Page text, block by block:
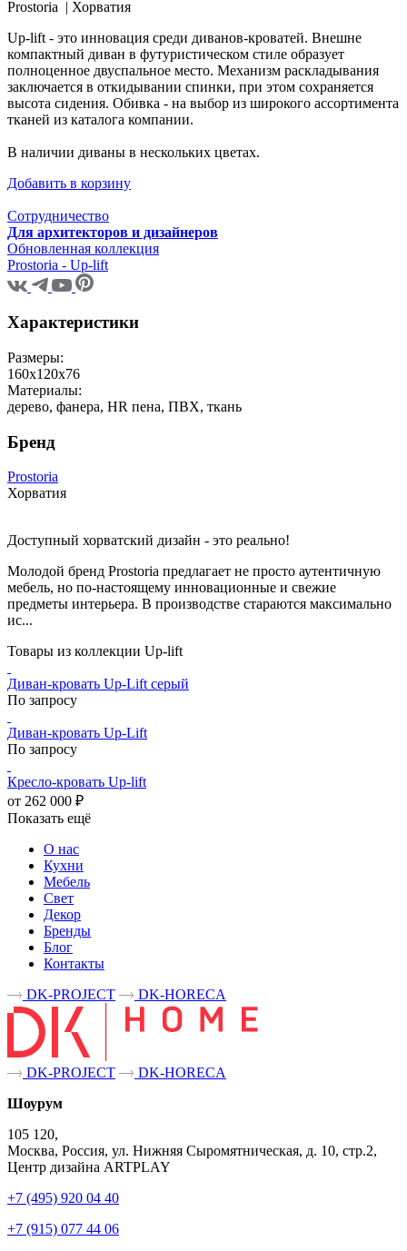
Prostoria | Хорватия
Up-lift - это инновация среди диванов-кроватей. Внешне
компактный диван в футуристическом стиле образует
полноценное двуспальное место. Механизм раскладывания
заключается в откидывании спинки, при этом сохраняется
высота сидения. Обивка - на выбор из широкого ассортимента
тканей из каталога компании.
В наличии диваны в нескольких цветах.
Добавить в корзину
Сотрудничество
Для архитекторов и дизайнеров
Обновленная коллекция
Prostoria - Up-lift
Характеристики
Размеры:
160x120x76
Материалы:
дерево, фанера, HR пена, ПВХ, ткань
Бренд
Prostoria
Хорватия
Доступный хорватский дизайн - это реально!
Молодой бренд Prostoria предлагает не просто аутентичную
мебель, но по-настоящему инновационные и свежие
предметы интерьера. В производстве стараются максимально
ис...
Товары из коллекции Up-lift
Диван-кровать Up-Lift серый
По запросу
Диван-кровать Up-Lift
По запросу
Кресло-кровать Up-lift
от 262 000 ₽
Показать ещё
О нас
Кухни
Мебель
Свет
Декор
Бренды
Блог
Контакты
DK-PROJECT
DK-HORECA
DK-PROJECT
DK-HORECA
Шоурум
105 120,
Москва, Россия, ул. Нижняя Сыромятническая, д. 10, стр.2,
Центр дизайна ARTPLAY
+7 (495) 920 04 40
+7 (915) 077 44 06